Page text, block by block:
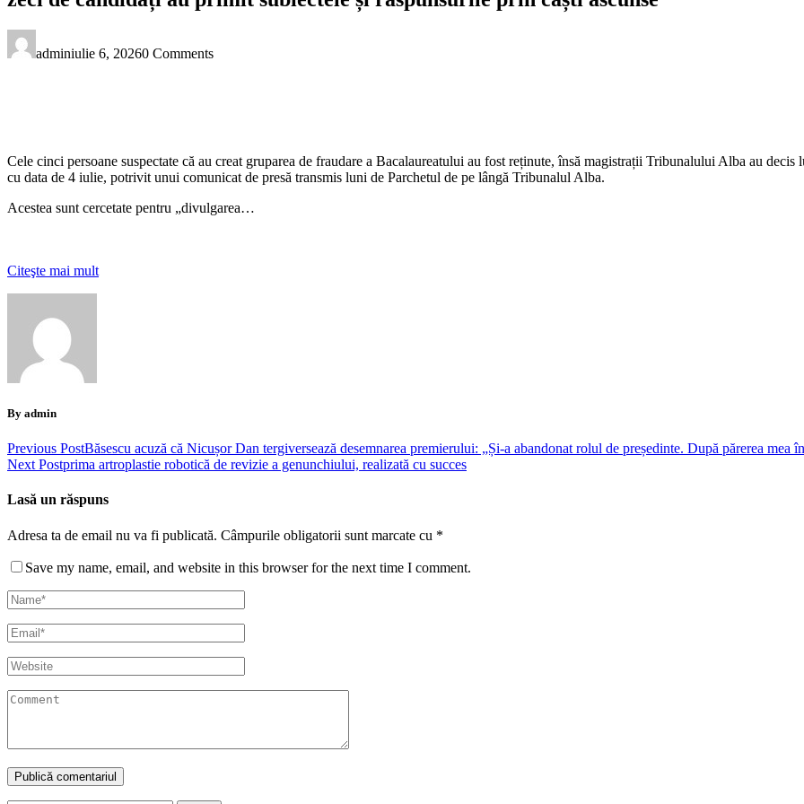
adminiulie 6, 20260 Comments
Cele cinci persoane suspectate că au creat gruparea de fraudare a Bacalaureatului au fost reținute, însă magistrații Tribunalului Alba au
cu data de 4 iulie, potrivit unui comunicat de presă transmis luni de Parchetul de pe lângă Tribunalul Alba.
Acestea sunt cercetate pentru „divulgarea…
Citeşte mai mult
By admin
Previous PostBăsescu acuză că Nicușor Dan tergiversează desemnarea premierului: „Și-a abandonat rolul de președinte. După părerea mea
Next Postprima artroplastie robotică de revizie a genunchiului, realizată cu succes
Lasă un răspuns
Adresa ta de email nu va fi publicată. Câmpurile obligatorii sunt marcate cu *
Save my name, email, and website in this browser for the next time I comment.